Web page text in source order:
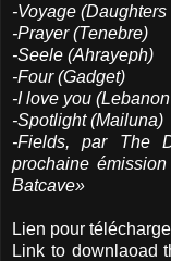
-Voyage
-Prayer (Tenebre)
-Seele (Ahrayeph)
-Four (Gadget)
-I love you
-Spotlight (Mailuna)
-Fields, par The
prochaine
Batcave»
Lien pour
Link to downlaoad